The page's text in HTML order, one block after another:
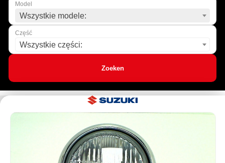
Model
Wszystkie modele:
Część
Wszystkie części:
Zoeken